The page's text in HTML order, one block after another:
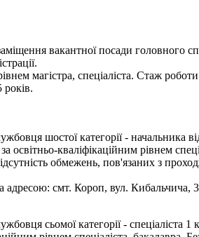
вакантної посади головного
магістра, спеціаліста. Стаж
шостої категорії - начальника
кваліфікаційним рівнем
обмежень, пов'язаних з
адресою: смт. Короп, вул. Кибальчича,
сьомої категорії - спеціаліста 1